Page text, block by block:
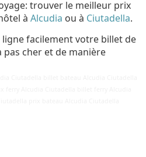
trouver le meilleur prix
à Alcudia ou à Ciutadella.
facilement votre billet de
pas cher et de manière